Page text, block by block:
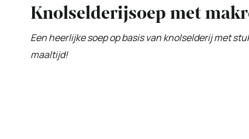
Knolselderijsoep met
Een heerlijke soep op basis van knolselderij met
maaltijd!